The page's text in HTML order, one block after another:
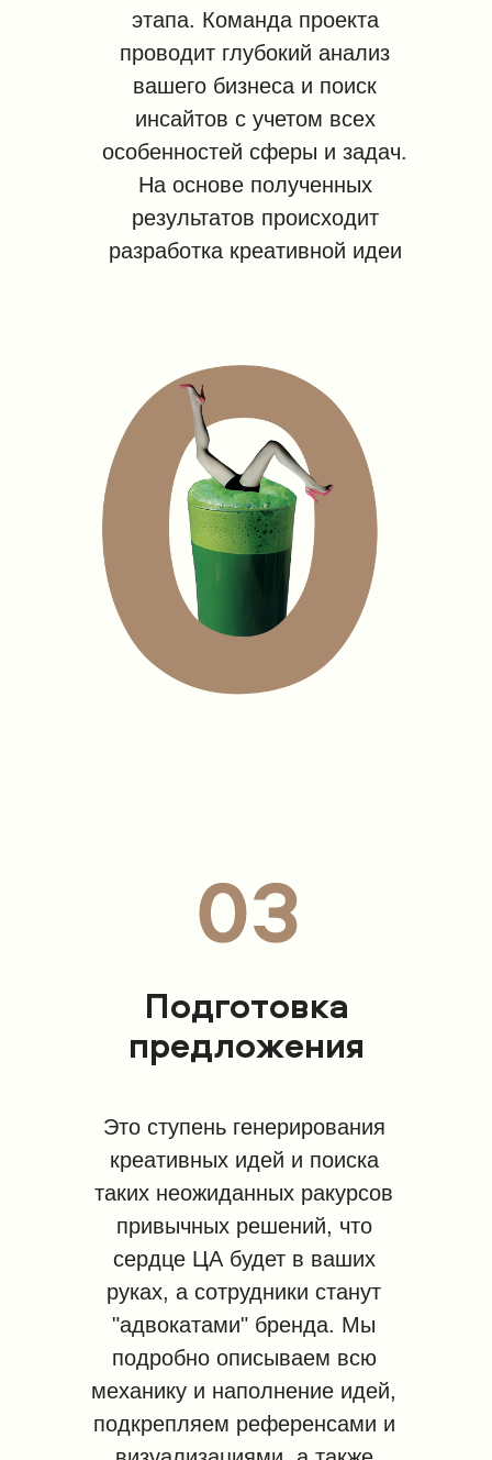
этапа. Команда проекта
проводит глубокий анализ
вашего бизнеса и поиск
инсайтов с учетом всех
особенностей сферы и задач.
На основе полученных
результатов происходит
разработка креативной идеи
Подготовка
предложения
Это ступень генерирования
креативных идей и поиска
таких неожиданных ракурсов
привычных решений, что
сердце ЦА будет в ваших
руках, а сотрудники станут
"адвокатами" бренда. Мы
подробно описываем всю
механику и наполнение идей,
подкрепляем референсами и